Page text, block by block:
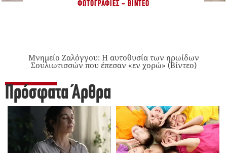
ΦΩΤΟΓΡΑΦΊΕΣ - ΒΊΝΤΕΟ
Μνημείο Ζαλόγγου: Η αυτοθυσία των ηρωίδων
Σουλιωτισσών που έπεσαν «εν χορώ» (Βίντεο)
Πρόσφατα Άρθρα